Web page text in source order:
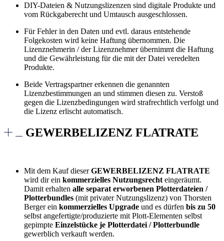
DIY-Dateien & Nutzungslizenzen sind digitale Produkte und
vom Rückgaberecht und Umtausch ausgeschlossen.
Für Fehler in den Daten und evtl. daraus entstehende
Folgekosten wird keine Haftung übernommen. Die
Lizenznehmerin / der Lizenznehmer übernimmt die Haftung
und die Gewährleistung für die mit der Datei veredelten
Produkte.
Beide Vertragspartner erkennen die genannten
Lizenzbestimmungen an und stimmen diesen zu. Verstoß
gegen die Lizenzbedingungen wird strafrechtlich verfolgt und
die Lizenz erlischt automatisch.
GEWERBELIZENZ FLATRATE
Mit dem Kauf dieserGEWERBELIZENZ FLATRATE
wird dir ein kommerzielles Nutzungsrecht eingeräumt.
Damit erhalten alle separat erworbenen Plotterdateien /
Plotterbundles (mit privater Nutzungslizenz) von Thorsten
Berger ein kommerzielles Upgrade und es dürfen bis zu 50
selbst angefertigte/produzierte mit Plott-Elementen selbst
gepimpte Einzelstücke je Plotterdatei / Plotterbundle
gewerblich verkauft werden.